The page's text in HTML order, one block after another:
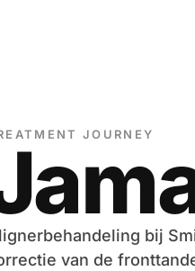
JOURNEY
bij
van de